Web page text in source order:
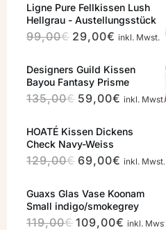
Ligne Pure Fellkissen Lush
Hellgrau - Austellungsstück
99,00€ Ursprünglicher
war:
99,00€
29,00€ Aktueller
ist:
29,00€.
inkl. Mwst.
Designers Guild Kissen
Bayou Fantasy Prisme
135,00€ Ursprünglicher
war:
135,00€
59,00€ Aktueller
ist:
inkl. Mwst.
HOATÉ Kissen Dickens
Check Navy-Weiss
129,00€ Ursprünglicher
war:
129,00€
69,00€ Aktueller
ist:
69,00€.
inkl. Mwst.
Guaxs Glas Vase Koonam
Small indigo/smokegrey
119,00€ Ursprünglicher
109,00€ Aktueller
inkl. Mwst.